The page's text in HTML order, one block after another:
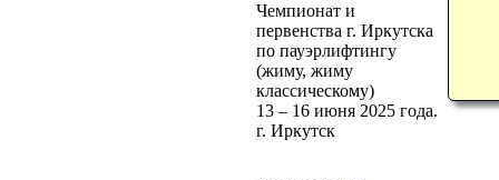
Чемпионат и
первенства г. Иркутска
по пауэрлифтингу
(жиму, жиму
классическому)
13 – 16 июня 2025 года.
г. Иркутск